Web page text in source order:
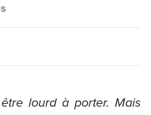
lourd à porter. Mais